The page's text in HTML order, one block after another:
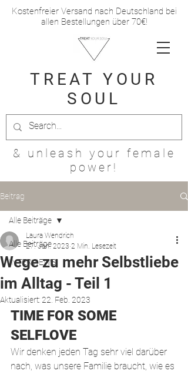
Kostenfreier Versand nach Deutschland bei
allen Bestellungen über 70€!
TREATYOUR
SOUL
& unleash your female
power!
Beitrag
Alle Beiträge
INTERVIEWS
Alle Beiträge
Wege zu mehr Selbstliebe
im Alltag - Teil 1
Laura Wendrich
27. Jan. 2023 2 Min. Lesezeit
Aktualisiert:22. Feb. 2023
TIME FOR SOME
SELFLOVE
Wir denken jeden Tag sehr viel darüber
nach, was unsere Familie braucht, wie es